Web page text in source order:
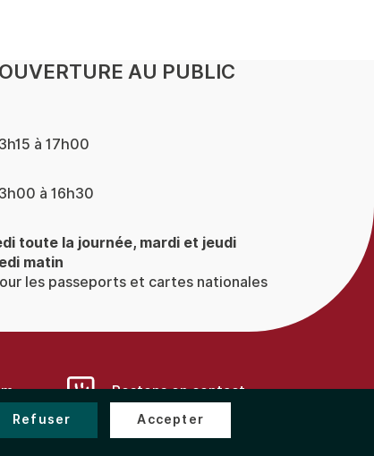
AU PUBLIC
à 17h00
à 16h30
toute la journée, mardi et jeudi
matin
les passeports et cartes nationales
Restons en contact...
Refuser Accepter